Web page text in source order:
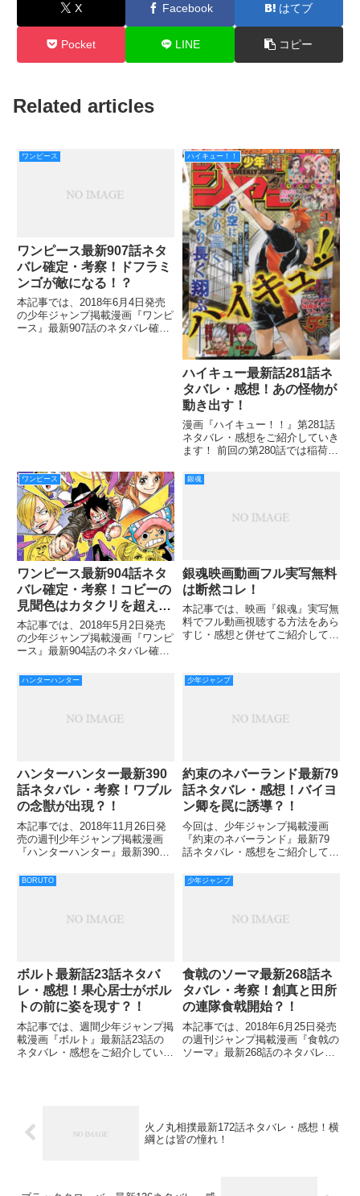
X Facebook はてブ
Pocket LINE コピー
Related articles
ワンピース
ワンピース最新907話ネタ
バレ確定・考察！ドフラミ
ンゴが敵になる！？
本記事では、2018年6月4日発売
の少年ジャンプ掲載漫画『ワンピ
ース』最新907話のネタバレ確
ハイキュー！！
ハイキュー最新話281話ネ
タバレ・感想！あの怪物が
動き出す！
漫画『ハイキュー！！』第281話
ネタバレ・感想をご紹介していき
ます！ 前回の第280話では稲荷崎
も双子速攻までも決められてしま
野！！ それでは早速
ワンピース
ワンピース最新904話ネタ
バレ確定・考察！コビーの
見聞色はカタクリを超え
る！？
本記事では、2018年5月2日発売
の少年ジャンプ掲載漫画『ワンピ
ース』最新904話のネタバレ確
ホールケーキアイランドから脱出
に成功した麦わら海賊団は、いつ
た。 そんな中、キャロット
銀魂
銀魂映画動画フル実写無料
は断然コレ！
本記事では、映画『銀魂』実写無
料でフル動画視聴する方法をあら
すじ・感想と併せてご紹介してい
です。 独特のコメディセンスと
ストーリーが人気を博し、2016
ハンターハンター
ハンターハンター最新390
話ネタバレ・考察！ワブル
の念獣が出現？！
本記事では、2018年11月26日発
売の週刊少年ジャンプ掲載漫画
『ハンターハンター』最新390話
きます。 四度目の鳴動というシ
ーンで幕を閉じた前回でしたが、
だったことが明らかになり
少年ジャンプ
約束のネバーランド最新79
話ネタバレ・感想！バイヨ
ン卿を罠に誘導？！
今回は、少年ジャンプ掲載漫画
『約束のネバーランド』最新79
話ネタバレ・感想をご紹介してい
鬼の「ルーチェ」を倒すことがで
きました。 ルーチェは一番弱い
です！ 特殊銃が出てきましたが
BORUTO
ボルト最新話23話ネタバ
レ・感想！果心居士がボル
トの前に姿を現す？！
本記事では、週間少年ジャンプ掲
載漫画『ボルト』最新話23話の
ネタバレ・感想をご紹介していき
える
少年ジャンプ
食戟のソーマ最新268話ネ
タバレ・考察！創真と田所
の連隊食戟開始？！
本記事では、2018年6月25日発売
の週刊ジャンプ掲載漫画『食戟の
ソーマ』最新268話のネタバレ・
火ノ丸相撲最新172話ネタバレ・感想！横
綱とは皆の憧れ！